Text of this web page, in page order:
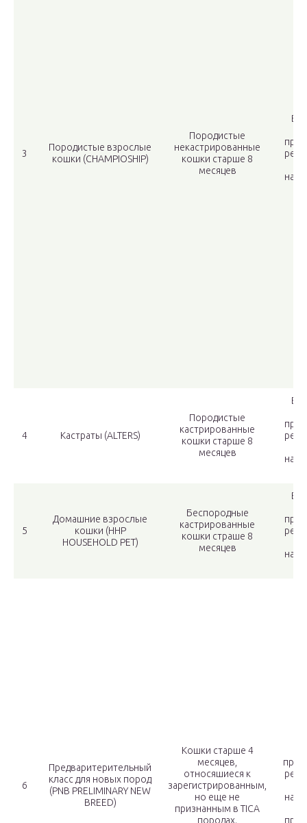
3
Породистые взрослые
кошки (CHAMPIOSHIP)
Породистые
некастрированные
кошки старше 8
месяцев
4 Кастраты (ALTERS)
Породистые
кастрированные
кошки старше 8
месяцев
5
Домашние взрослые
кошки (HHP
HOUSEHOLD PET)
Беспородные
кастрированные
кошки страше 8
месяцев
6
Предваритерительный
класс для новых пород
(PNB PRELIMINARY NEW
BREED)
Кошки старше 4
месяцев,
относяшиеся к
зарегистрированным,
но еще не
признанным в ТICA
породах.